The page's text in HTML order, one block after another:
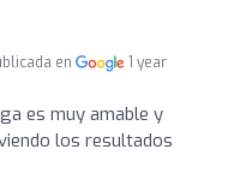
en
1 year
es muy amable y
los resultados